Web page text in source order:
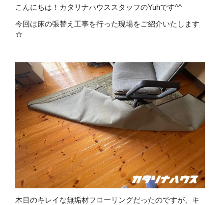
こんにちは！カタリナハウススタッフのYuhです^^
今回は床の張替え工事を行った現場をご紹介いたします
☆
木目のキレイな無垢材フローリングだったのですが、キ